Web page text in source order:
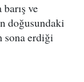
ve
doğusundaki
sona erdiği